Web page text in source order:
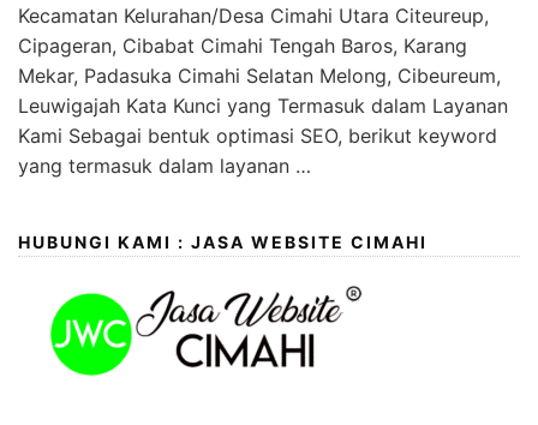
Kecamatan Kelurahan/Desa Cimahi Utara Citeureup,
Cipageran, Cibabat Cimahi Tengah Baros, Karang
Mekar, Padasuka Cimahi Selatan Melong, Cibeureum,
Leuwigajah Kata Kunci yang Termasuk dalam Layanan
Kami Sebagai bentuk optimasi SEO, berikut keyword
yang termasuk dalam layanan …
HUBUNGI KAMI : JASA WEBSITE CIMAHI